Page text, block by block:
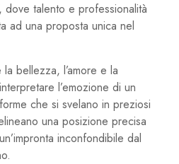
dove talento e professionalità
ad una proposta unica nel
bellezza, l’amore e la
l’emozione di un
che si svelano in preziosi
una posizione precisa
inconfondibile dal